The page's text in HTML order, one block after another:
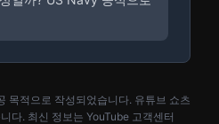
목적으로 작성되었습니다. 유튜브 쇼츠
다. 최신 정보는 YouTube 고객센터